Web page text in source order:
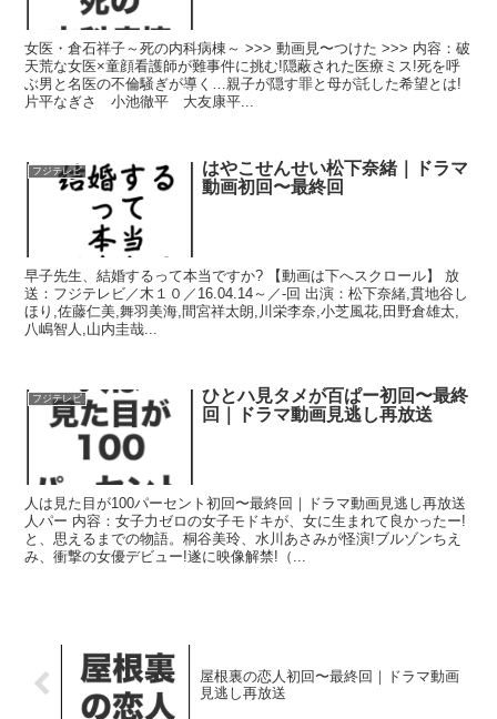
女医・倉石祥子～死の内科病棟～ >>> 動画見〜つけた >>> 内容：破
天荒な女医×童顔看護師が難事件に挑む!隠蔽された医療ミス!死を呼
ぶ男と名医の不倫騒ぎが導く…親子が隠す罪と母が託した希望とは!
片平なぎさ 小池徹平 大友康平...
フジテレビ
はやこせんせい松下奈緒｜ドラマ
動画初回〜最終回
早子先生、結婚するって本当ですか? 【動画は下へスクロール】 放
送：フジテレビ／木１０／16.04.14～／-回 出演：松下奈緒,貫地谷し
ほり,佐藤仁美,舞羽美海,間宮祥太朗,川栄李奈,小芝風花,田野倉雄太,
八嶋智人,山内圭哉...
フジテレビ
ひとハ見タメが百ぱー初回〜最終
回｜ドラマ動画見逃し再放送
人は見た目が100パーセント初回〜最終回｜ドラマ動画見逃し再放送
人パー 内容：女子力ゼロの女子モドキが、女に生まれて良かったー!
と、思えるまでの物語。桐谷美玲、水川あさみが怪演!ブルゾンちえ
み、衝撃の女優デビュー!遂に映像解禁!（...
屋根裏の恋人初回〜最終回｜ドラマ動画
見逃し再放送